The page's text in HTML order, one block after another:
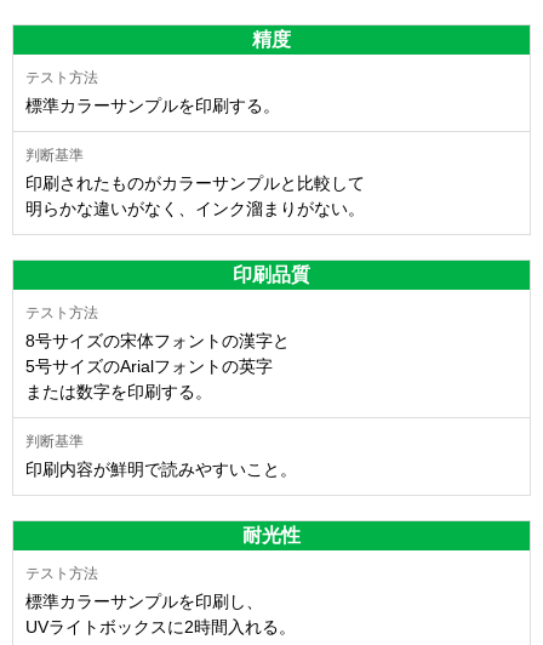
精度
標準カラーサンプルを印刷する。
印刷されたものがカラーサンプルと比較して
明らかな違いがなく、インク溜まりがない。
印刷品質
8号サイズの宋体フォントの漢字と
5号サイズのArialフォントの英字
または数字を印刷する。
印刷内容が鮮明で読みやすいこと。
耐光性
標準カラーサンプルを印刷し、
UVライトボックスに2時間入れる。